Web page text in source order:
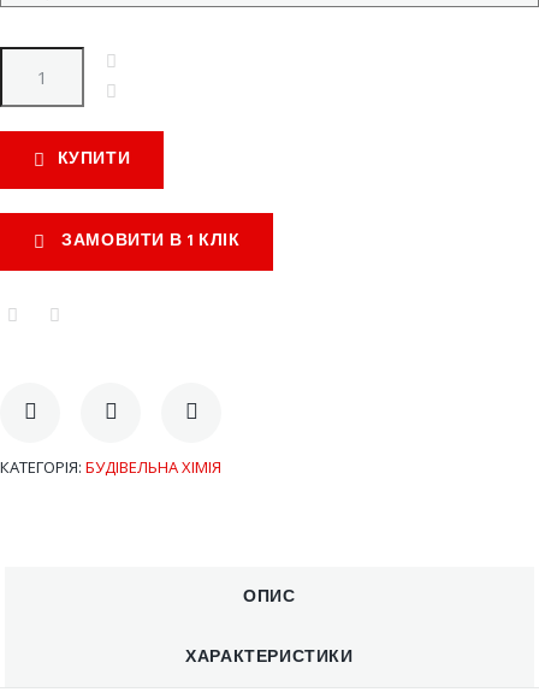
КУПИТИ
ЗАМОВИТИ В 1 КЛІК
КАТЕГОРІЯ: БУДІВЕЛЬНА ХІМІЯ
ОПИС
ХАРАКТЕРИСТИКИ